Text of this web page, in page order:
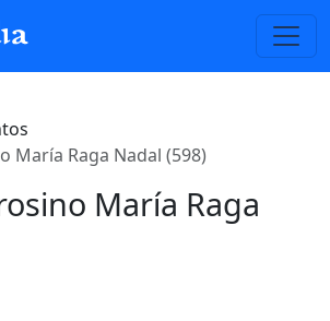
María Raga Nadal (598)
María Raga